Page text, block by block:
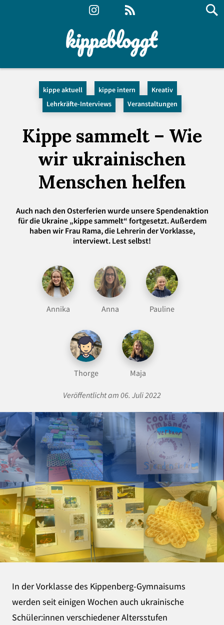
kippe aktuell kippe intern
Kreativ
Lehrkräfte-Interviews
Veranstaltungen
Kippe sammelt – Wie
wir ukrainischen
Menschen helfen
Auch nach den Osterferien wurde unsere Spendenaktion
für die Ukraine „kippe sammelt“ fortgesetzt. Außerdem
haben wir Frau Rama, die Lehrerin der Vorklasse,
interviewt. Lest selbst!
Annika Anna Pauline
Thorge Maja
Veröffentlicht am 06. Juli 2022
In der Vorklasse des Kippenberg-Gymnaisums
werden seit einigen Wochen auch ukrainische
Schüler:innen verschiedener Altersstufen